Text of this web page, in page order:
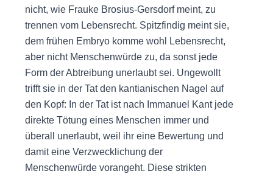
nicht, wie Frauke Brosius-Gersdorf meint, zu
trennen vom Lebensrecht. Spitzfindig meint sie,
dem frühen Embryo komme wohl Lebensrecht,
aber nicht Menschenwürde zu, da sonst jede
Form der Abtreibung unerlaubt sei. Ungewollt
trifft sie in der Tat den kantianischen Nagel auf
den Kopf: In der Tat ist nach Immanuel Kant jede
direkte Tötung eines Menschen immer und
überall unerlaubt, weil ihr eine Bewertung und
damit eine Verzwecklichung der
Menschenwürde vorangeht. Diese strikten